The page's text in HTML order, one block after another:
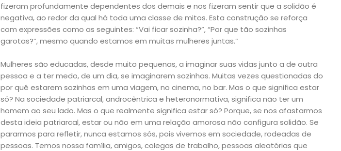
fizeram profundamente dependentes dos demais e nos fizeram sentir que a solidão é
negativa, ao redor da qual há toda uma classe de mitos. Esta construção se reforça
com expressões como as seguintes: “Vai ficar sozinha?”, “Por que tão sozinhas
garotas?”, mesmo quando estamos em muitas mulheres juntas.”
Mulheres são educadas, desde muito pequenas, a imaginar suas vidas junto a de outra
pessoa e a ter medo, de um dia, se imaginarem sozinhas. Muitas vezes questionadas do
por quê estarem sozinhas em uma viagem, no cinema, no bar. Mas o que significa estar
só? Na sociedade patriarcal, androcêntrica e heteronormativa, significa não ter um
homem ao seu lado. Mas o que realmente significa estar só? Porque, se nos afastarmos
desta ideia patriarcal, estar ou não em uma relação amorosa não configura solidão. Se
pararmos para refletir, nunca estamos sós, pois vivemos em sociedade, rodeadas de
pessoas. Temos nossa família, amigos, colegas de trabalho, pessoas aleatórias que